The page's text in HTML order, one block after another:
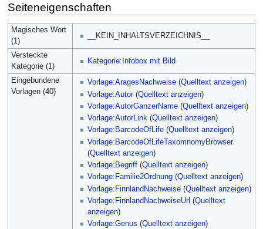
Seiteneigenschaften
Magisches Wort
(1)
__KEIN_INHALTSVERZEICHNIS__
Versteckte
Kategorie (1)
Kategorie:Infobox mit Bild
Eingebundene
Vorlagen (40)
Vorlage:AragesNachweise (Quelltext anzeigen)
Vorlage:Autor(Quelltext anzeigen)
Vorlage:AutorGanzerName (Quelltext anzeigen)
Vorlage:AutorLink (Quelltext anzeigen)
Vorlage:BarcodeOfLife (Quelltext anzeigen)
Vorlage:BarcodeOfLifeTaxomnomyBrowser
(Quelltext anzeigen)
Vorlage:Begriff (Quelltext anzeigen)
Vorlage:Familie2Ordnung (Quelltext anzeigen)
Vorlage:FinnlandNachweise (Quelltext anzeigen)
Vorlage:FinnlandNachweiseUrl (Quelltext
anzeigen)
Vorlage:Genus (Quelltext anzeigen)